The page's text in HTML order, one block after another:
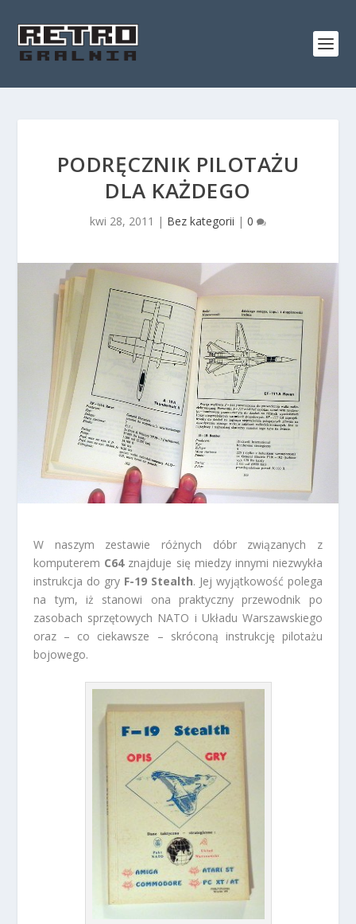
PODRĘCZNIK PILOTAŻU
DLA KAŻDEGO
kwi 28, 2011 | Bez kategorii | 0
W naszym zestawie różnych dóbr związanych z
komputerem C64znajduje się miedzy innymi niezwykła
instrukcja do gry F-19 Stealth. Jej wyjątkowość polega
na tym, iż stanowi ona praktyczny przewodnik po
zasobach sprzętowych NATO i Układu Warszawskiego
oraz – co ciekawsze – skróconą instrukcję pilotażu
bojowego.